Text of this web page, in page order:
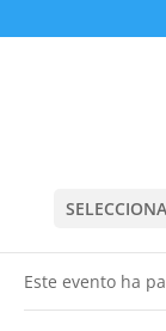
« Todos los
Este evento ha